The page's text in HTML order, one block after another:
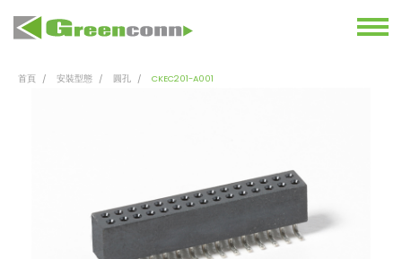
首頁 安裝型態 圓孔 CKEC201-A001